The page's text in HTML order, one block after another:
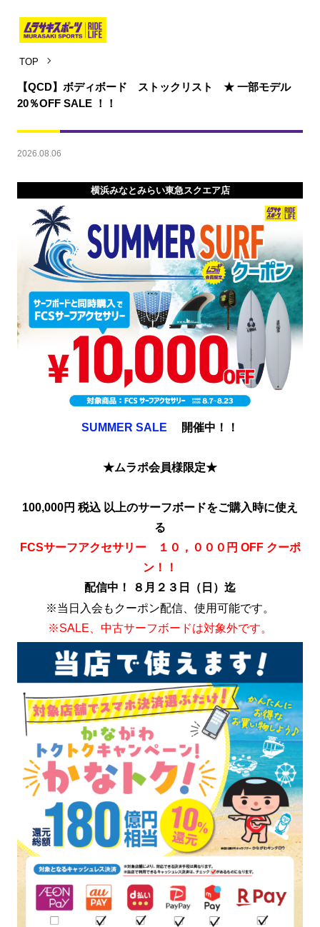
TOP
2026.08.06
【QCD】ボディボード ストックリスト ★ 一部モデル
20％OFF SALE ！！
横浜みなとみらい東急スクエア店
SUMMER SALE 開催中！！
★ムラポ会員様限定★
100,000円 税込 以上のサーフボードをご購入時に使え
る
FCSサーフアクセサリー １０，０００円 OFF クーポ
ン！！
配信中！ ８月２３日（日）迄
※当日入会もクーポン配信、使用可能です。
※SALE、中古サーフボードは対象外です。